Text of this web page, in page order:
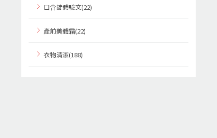
口含錠體驗文(22)
產前美體霜(22)
衣物清潔(188)